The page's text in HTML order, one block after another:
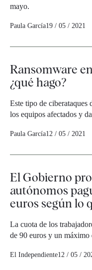
mayo.
Paula García19 / 05 / 2021
Ransomware
¿qué hago?
Este tipo de ciberataques
los equipos afectados y
Paula García12 / 05 / 2021
El Gobierno
autónomos
euros según lo
La cuota de los
de 90 euros y un
El Independiente12 / 05 /